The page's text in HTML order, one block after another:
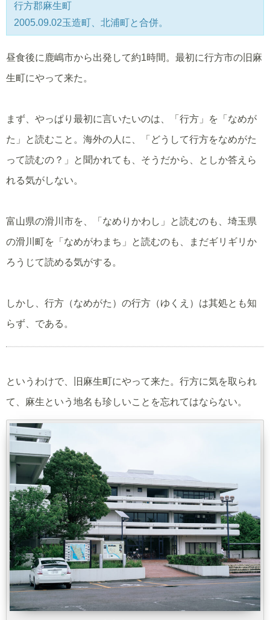
行方郡麻生町
2005.09.02玉造町、北浦町と合併。
昼食後に鹿嶋市から出発して約1時間。最初に行方市の旧麻
生町にやって来た。
まず、やっぱり最初に言いたいのは、「行方」を「なめが
た」と読むこと。海外の人に、「どうして行方をなめがた
って読むの？」と聞かれても、そうだから、としか答えら
れる気がしない。
富山県の滑川市を、「なめりかわし」と読むのも、埼玉県
の滑川町を「なめがわまち」と読むのも、まだギリギリか
ろうじて読める気がする。
しかし、行方（なめがた）の行方（ゆくえ）は其処とも知
らず、である。
というわけで、旧麻生町にやって来た。行方に気を取られ
て、麻生という地名も珍しいことを忘れてはならない。